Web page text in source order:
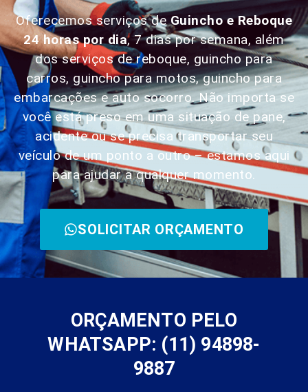
Oferecemos serviços deGuincho e Reboque
24 horas por dia, 7 dias por semana, além
dos serviços de reboque, guincho para
carros, guincho para motos, guincho para
embarcações e auto socorro. Não importa se
você está preso em uma situação de pane,
acidente ou se precisa transportar seu
veículo de um ponto a outro – estamos aqui
para ajudar a qualquer momento.
SOLICITAR ORÇAMENTO
ORÇAMENTO PELO
WHATSAPP: (11) 94898-
9887